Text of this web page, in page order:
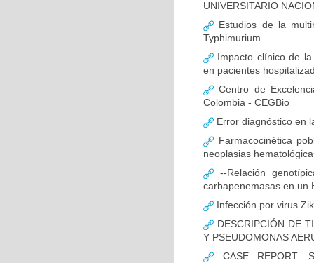
UNIVERSITARIO
Estudios de la
Typhimurium
Impacto clínico de
en pacientes
Centro de
Colombia - CEGBio
Error diagnóstico en
Farmacocinética
neoplasias
--Relación
carbapenemasas en un
Infección por virus
DESCRIPCIÓN DE
Y PSEUDOMONAS
CASE REPORT: